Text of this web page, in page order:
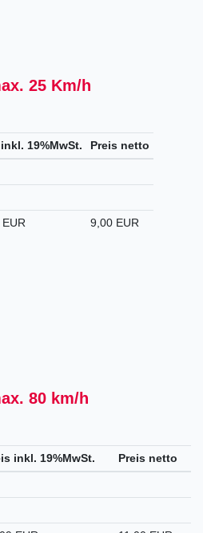
25 Km/h
19%MwSt. Preis netto
9,00 EUR
80 km/h
inkl. 19%MwSt. Preis netto